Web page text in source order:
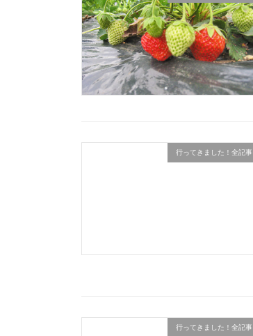
行ってきました！全記事
行ってきました！全記事